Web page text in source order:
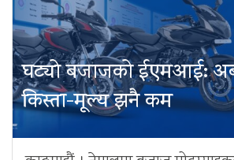
घट्यो बजाजको ईएमआई:
किस्ता-मूल्य झनै कम